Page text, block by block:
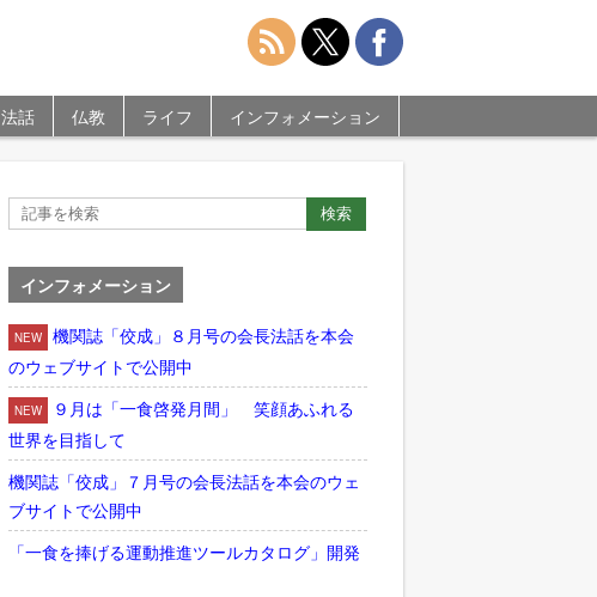
法話 仏教 ライフ インフォメーション
インフォメーション
NEW
機関誌「佼成」８月号の会長法話を本会
のウェブサイトで公開中
NEW
９月は「一食啓発月間」 笑顔あふれる
世界を目指して
機関誌「佼成」７月号の会長法話を本会のウェ
ブサイトで公開中
「一食を捧げる運動推進ツールカタログ」開発